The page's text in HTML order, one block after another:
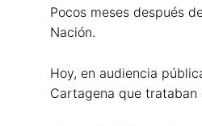
Pocos meses después
Nación.
Hoy, en audiencia
Cartagena que